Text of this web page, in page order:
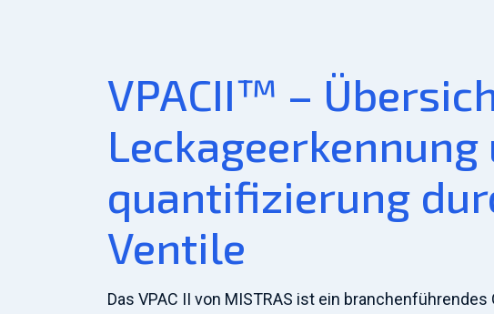
VPACII™ –
Leckageerkennung
quantifizierung
Ventile
Das VPAC II von MISTRAS ist ein branchenführendes